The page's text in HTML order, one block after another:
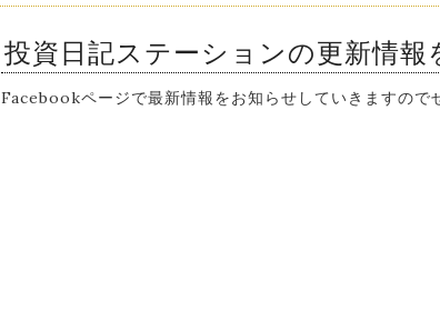
投資日記ステーションの更新情報
Facebookページで最新情報をお知らせしていきますので